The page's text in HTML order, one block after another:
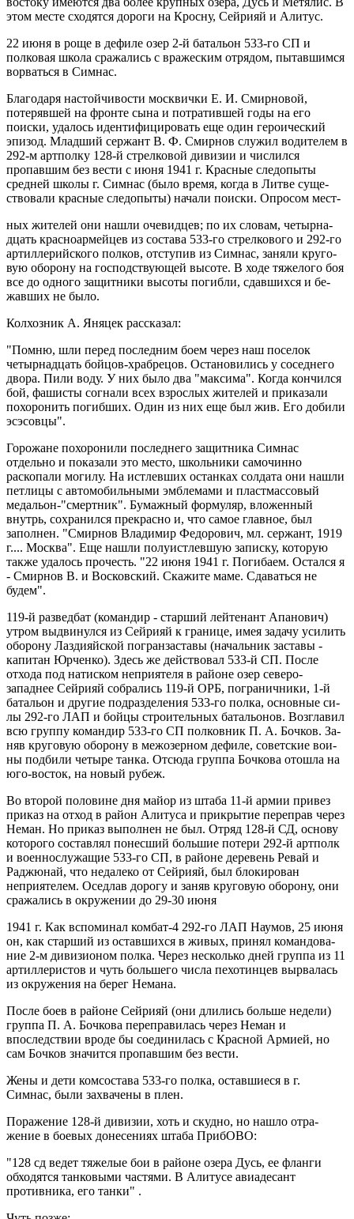
этом месте сходятся дороги на Кросну, Сейрияй и Алитус.
22 июня в роще в дефиле озер 2-й батальон 533-го СП и
полко­вая школа сражались с вражеским отрядом, пытавшимся
во­рваться в Симнас.
Благодаря настойчивости москвички Е. И. Смирновой,
потерявшей на фронте сына и потратившей годы на его
поиски, удалось идентифицировать еще один героический
эпизод. Младший сержант В. Ф. Смирнов служил водителем в
292-м артполку 128-й стрелковой дивизии и чис­лился
пропавшим без вести с июня 1941 г. Красные следопы­ты
средней школы г. Симнас (было время, когда в Литве суще­
ствовали красные следопыты) начали поиски. Опросом мест-
ных жителей они нашли очевидцев; по их словам, четырна­
дцать красноармейцев из состава 533-го стрелкового и 292-го
артиллерийского полков, отступив из Симнас, заняли круго­
вую оборону на господствующей высоте. В ходе тяжелого боя
все до одного защитники высоты погибли, сдавшихся и бе­
жавших не было.
Колхозник А. Яняцек рассказал:
"Помню, шли перед последним боем через наш поселок
четырнадцать бойцов-храбрецов. Остановились у соседнего
двора. Пили во­ду. У них было два "максима". Когда кончился
бой, фашисты согнали всех взрослых жителей и приказали
похоронить по­гибших. Один из них еще был жив. Его добили
эсэсовцы".
Го­рожане похоронили последнего защитника Симнас
отдельно и показали это место, школьники самочинно
раскопали мо­гилу. На истлевших останках солдата они нашли
петлицы с автомобильными эмблемами и пластмассовый
медальон-"смертник". Бумажный формуляр, вложенный
внутрь, сохра­нился прекрасно и, что самое главное, был
заполнен. "Смир­нов Владимир Федорович, мл. сержант, 1919
г.... Москва". Еще нашли полуистлевшую записку, которую
также удалось про­честь. "22 июня 1941 г. Погибаем. Остался я
- Смирнов В. и Восковский. Скажите маме. Сдаваться не
будем".
119-й разведбат (командир - старший лейтенант Апанович)
утром выдвинулся из Сейрияй к границе, имея задачу усилить
оборону Лаздияйской погранзаставы (начальник за­ставы -
капитан Юрченко). Здесь же действовал 533-й СП. После
отхода под натиском неприятеля в районе озер северо-
западнее Сейрияй собрались 119-й ОРБ, пограничники, 1-й
батальон и другие подразделения 533-го полка, основные си­
лы 292-го ЛАП и бойцы строительных батальонов. Возглавил
всю группу командир 533-го СП полковник П. А. Бочков. За­
няв круговую оборону в межозерном дефиле, советские вои­
ны подбили четыре танка. Отсюда группа Бочкова отошла на
юго-восток, на новый рубеж.
Во второй половине дня майор из штаба 11-й армии привез
приказ на отход в район Алитуса и прикрытие переправ через
Неман. Но приказ выполнен не был. Отряд 128-й СД, основу
которого составлял понесший большие потери 292-й артполк
и военнослужащие 533-го СП, в районе деревень Ревай и
Раджюнай, что недалеко от Сейри­яй, был блокирован
неприятелем. Оседлав дорогу и заняв кру­говую оборону, они
сражались в окружении до 29-30 июня
1941 г. Как вспоминал комбат-4 292-го ЛАП Наумов, 25 июня
он, как старший из оставшихся в живых, принял командова­
ние 2-м дивизионом полка. Через несколько дней группа из 11
артиллеристов и чуть большего числа пехотинцев вырва­лась
из окружения на берег Немана.
После боев в районе Сей­рияй (они длились больше недели)
группа П. А. Бочкова переправилась через Неман и
впоследствии вроде бы соединилась с Красной Армией, но
сам Бочков значится пропавшим без вести.
Жены и дети комсостава 533-го полка, оставшиеся в г.
Симнас, были захвачены в плен.
Поражение 128-й дивизии, хоть и скудно, но нашло отра­
жение в боевых донесениях штаба ПрибОВО:
"128 сд ведет тя­желые бои в районе озера Дусь, ее фланги
обходятся танковы­ми частями. В Алитусе авиадесант
противника, его танки" .